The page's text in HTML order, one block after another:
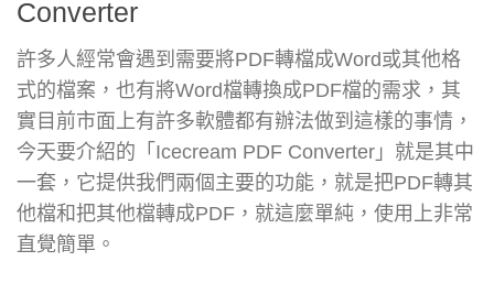
Converter
許多人經常會遇到需要將PDF轉檔成Word或其他格
式的檔案，也有將Word檔轉換成PDF檔的需求，其
實目前市面上有許多軟體都有辦法做到這樣的事情，
今天要介紹的「Icecream PDF Converter」就是其中
一套，它提供我們兩個主要的功能，就是把PDF轉其
他檔和把其他檔轉成PDF，就這麼單純，使用上非常
直覺簡單。